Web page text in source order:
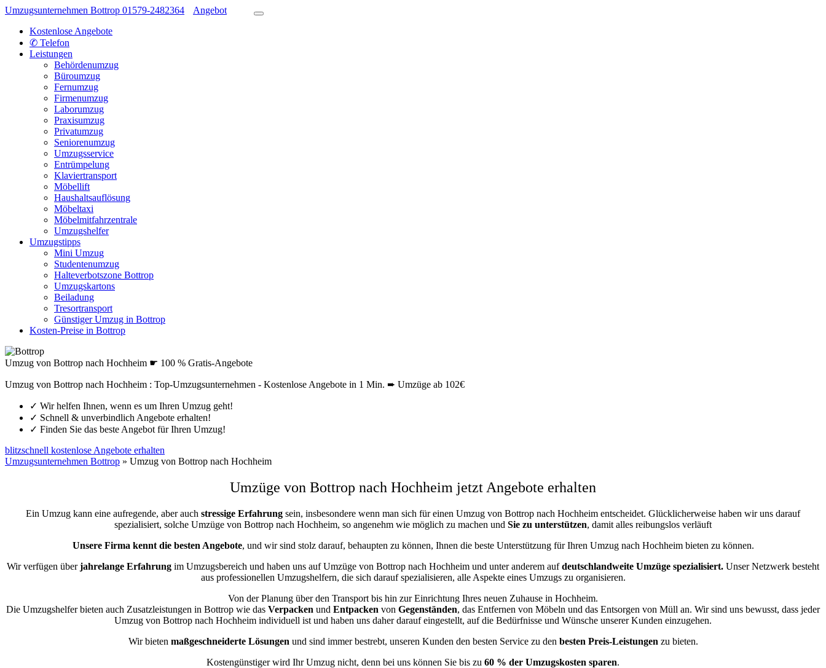
Umzugsunternehmen Bottrop 01579-2482364
Angebot
Kostenlose Angebote
✆ Telefon
Leistungen
Behördenumzug
Büroumzug
Fernumzug
Firmenumzug
Laborumzug
Praxisumzug
Privatumzug
Seniorenumzug
Umzugsservice
Entrümpelung
Klaviertransport
Möbellift
Haushaltsauflösung
Möbeltaxi
Möbelmitfahrzentrale
Umzugshelfer
Umzugstipps
Mini Umzug
Studentenumzug
Halteverbotszone Bottrop
Umzugskartons
Beiladung
Tresortransport
Günstiger Umzug in Bottrop
Kosten-Preise in Bottrop
Umzug von Bottrop nach Hochheim ☛ 100 % Gratis-Angebote
Umzug von Bottrop nach Hochheim : Top-Umzugsunternehmen - Kostenlose Angebote in 1 Min. ➨ Umzüge ab 102€
✓ Wir helfen Ihnen, wenn es um Ihren Umzug geht!
✓ Schnell & unverbindlich Angebote erhalten!
✓ Finden Sie das beste Angebot für Ihren Umzug!
blitzschnell kostenlose Angebote erhalten
Umzugsunternehmen Bottrop » Umzug von Bottrop nach Hochheim
Umzüge von Bottrop nach Hochheim jetzt Angebote erhalten
Ein Umzug kann eine aufregende, aber auch stressige Erfahrung sein, insbesondere wenn man sich für einen Umzug von Bottrop nach Hochheim entscheidet. Glücklicherweise haben wir uns darauf
spezialisiert, solche Umzüge von Bottrop nach Hochheim, so angenehm wie möglich zu machen und Sie zu unterstützen, damit alles reibungslos verläuft
Unsere Firma kennt die besten Angebote, und wir sind stolz darauf, behaupten zu können, Ihnen die beste Unterstützung für Ihren Umzug nach Hochheim bieten zu können.
Wir verfügen überjahrelange Erfahrung im Umzugsbereich und haben uns auf Umzüge von Bottrop nach Hochheim und unter anderem aufdeutschlandweite Umzüge spezialisiert. Unser Netzwerk besteht
aus professionellen Umzugshelfern, die sich darauf spezialisieren, alle Aspekte eines Umzugs zu organisieren.
Von der Planung über den Transport bis hin zur Einrichtung Ihres neuen Zuhause in Hochheim.
Die Umzugshelfer bieten auch Zusatzleistungen in Bottrop wie das Verpacken und Entpacken von Gegenständen, das Entfernen von Möbeln und das Entsorgen von Müll an. Wir sind uns bewusst, dass jeder
Umzug von Bottrop nach Hochheim individuell ist und haben uns daher darauf eingestellt, auf die Bedürfnisse und Wünsche unserer Kunden einzugehen.
Wir bieten maßgeschneiderte Lösungen und sind immer bestrebt, unseren Kunden den besten Service zu den besten Preis-Leistungen zu bieten.
Kostengünstiger wird Ihr Umzug nicht, denn bei uns können Sie bis zu 60 % der Umzugskosten sparen.